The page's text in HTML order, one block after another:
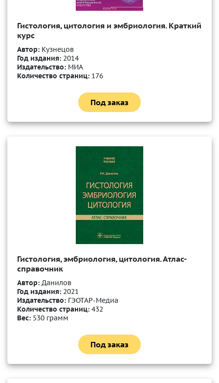
Гистология, цитология и эмбриология. Краткий
курс
Автор: Кузнецов
Год издания: 2014
Издательство: МИА
Количество страниц: 176
Под заказ
Гистология, эмбриология, цитология. Атлас-
справочник
Автор: Данилов
Год издания: 2021
Издательство: ГЭОТАР-Медиа
Количество страниц: 432
Вес: 530 грамм
Под заказ